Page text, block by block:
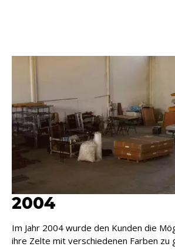
2004
Im Jahr 2004 wurde den Kunden die
ihre Zelte mit verschiedenen Farben zu